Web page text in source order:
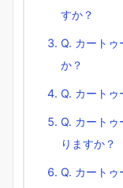
すか？
Q. カート
か？
Q. カートゥ
Q. カート
りますか？
Q. カート